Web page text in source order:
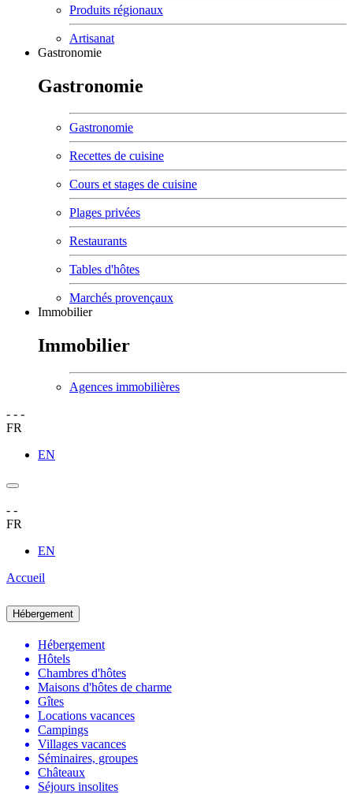
Produits régionaux
Artisanat
Gastronomie
Gastronomie
Gastronomie
Recettes de cuisine
Cours et stages de cuisine
Plages privées
Restaurants
Tables d'hôtes
Marchés provençaux
Immobilier
Immobilier
Agences immobilières
- - -
FR
EN
- -
FR
EN
Accueil
Hébergement
Hébergement
Hôtels
Chambres d'hôtes
Maisons d'hôtes de charme
Gîtes
Locations vacances
Campings
Villages vacances
Séminaires, groupes
Châteaux
Séjours insolites